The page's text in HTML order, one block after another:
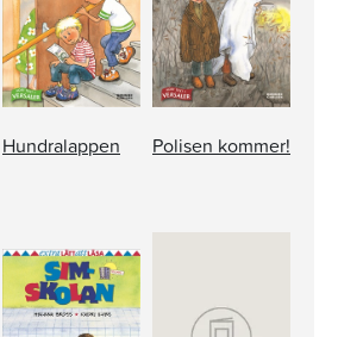
Hundralappen Polisen kommer!